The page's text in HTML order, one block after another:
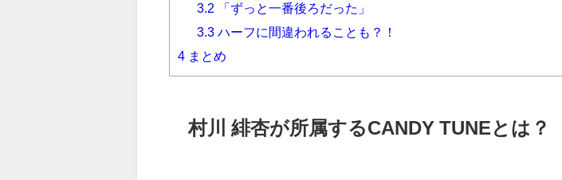
3.2 「ずっと一番後ろだった」
3.3 ハーフに間違われることも？！
4 まとめ
村川 緋杏が所属するCANDY TUNE とは？